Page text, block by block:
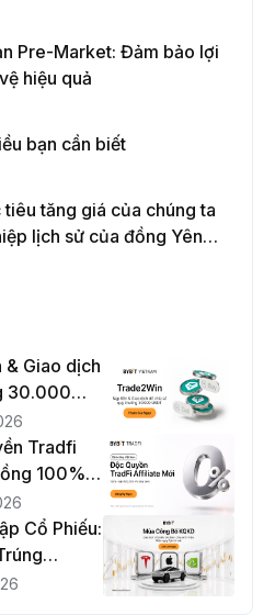
Pre-Market: Đảm bảo lợi
hiệu quả
bạn cần biết
tăng giá của chúng ta
lịch sử của đồng Yên
& Giao dịch
30.000
Tradfi
100% &
Cổ Phiếu: